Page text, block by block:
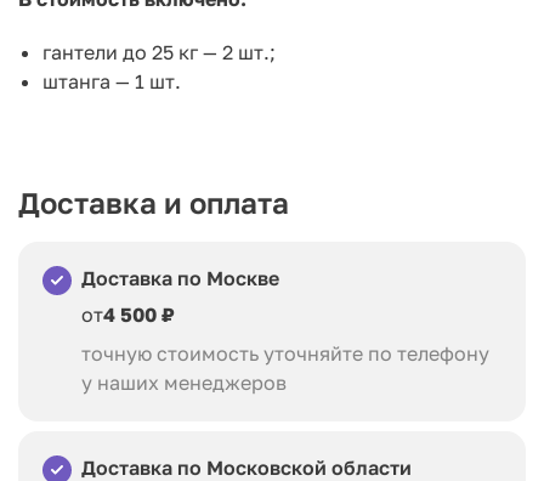
гантели до 25 кг — 2 шт.;
штанга — 1 шт.
Доставка и оплата
Доставка по Москве
от4 500 ₽
точную стоимость уточняйте по телефону
у наших менеджеров
Доставка по Московской области